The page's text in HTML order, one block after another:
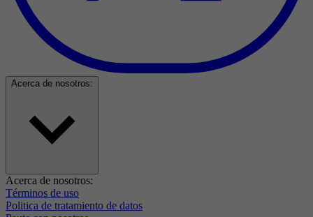
Acerca de nosotros:
Acerca de nosotros:
Términos de uso
Politica de tratamiento de datos